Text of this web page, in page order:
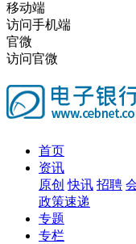
移动端
访问手机端
官微
访问官微
首页
资讯
原创 快讯 招聘
政策速递
专题
专栏